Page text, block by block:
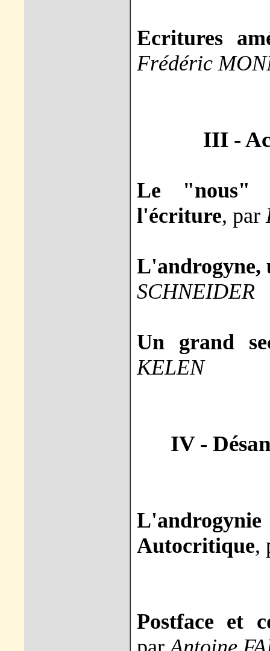
Ecritures
Frédéric
III -
Le "nous"
l'écriture, par
L'androgyne,
SCHNEIDER
Un grand
KELEN
IV -
Autocritique,
Postface et